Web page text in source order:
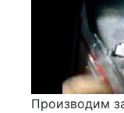
Производим